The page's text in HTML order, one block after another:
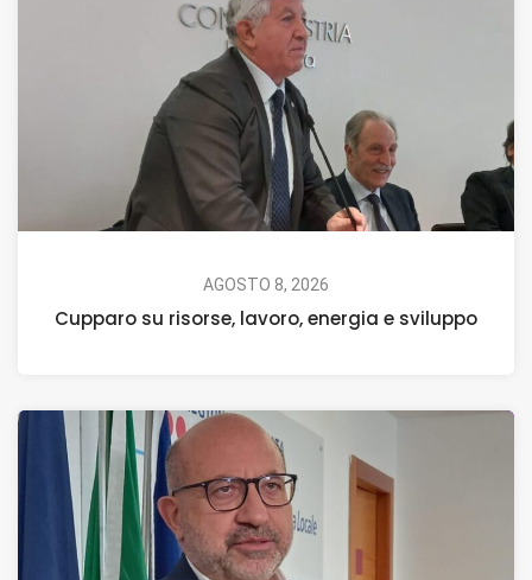
AGOSTO 8, 2026
Cupparo su risorse, lavoro, energia e sviluppo